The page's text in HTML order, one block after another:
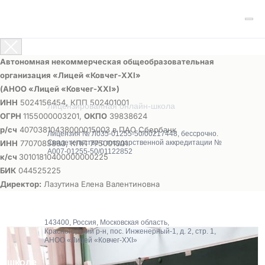
Автономная некоммерческая общеобразовательная
организация «Лицей «Ковчег-ХХI»
(АНОО «Лицей «Ковчег-ХХI»)
ИНН 5024156454, КПП 502401001
ОГРН 1155000003201, ОКПО 39838624
р/сч 40703810438000015003 в ПАО Сбербанк
ИНН 7707083893, КПП 775001001
к/сч 30101810400000000225
БИК 044525225
Директор: Лазутина Елена Валентиновна
143400, Россия, Московская область,
Красногорский р-н, пос. Инженерный-1, д. 2, стр. 1,
АНОО «Лицей «Ковчег-XXI»
Лицензированная онлайн-школа
Лицензия № Л035-01255-50/00217448, бессрочно.
Свидетельство о государственной аккредитации №
А007-01255-50/01122852
школе